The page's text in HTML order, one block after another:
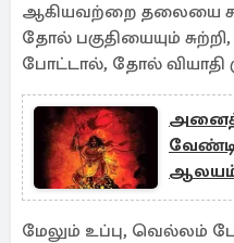
ஆகியவற்றை தலையை
தோல் பகுதியையும்
போட்டால், தோல் வியாதி
மேலும் உப்பு,